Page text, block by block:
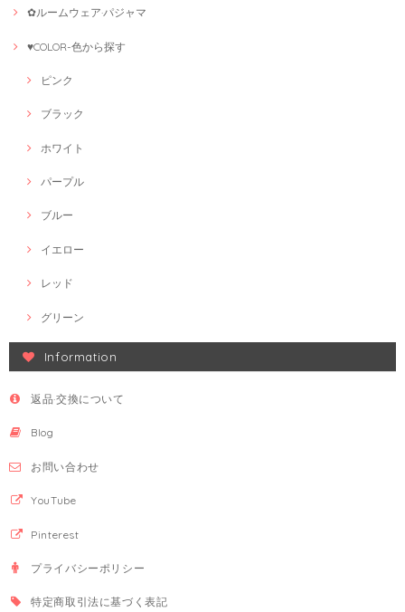
✿ルームウェア·パジャマ
♥COLOR-色から探す
ピンク
ブラック
ホワイト
パープル
ブルー
イエロー
レッド
グリーン
Information
返品·交換について
Blog
お問い合わせ
YouTube
Pinterest
プライバシーポリシー
特定商取引法に基づく表記